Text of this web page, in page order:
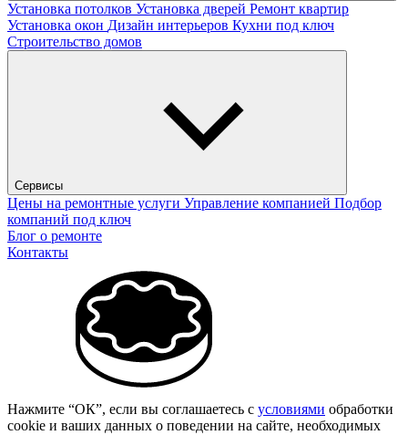
Установка потолков Установка дверей Ремонт квартир
Установка окон Дизайн интерьеров Кухни под ключ
Строительство домов
Сервисы
Цены на ремонтные услуги Управление компанией Подбор
компаний под ключ
Блог о ремонте
Контакты
Нажмите “ОК”, если вы соглашаетесь с условиями обработки
cookie и ваших данных о поведении на сайте, необходимых